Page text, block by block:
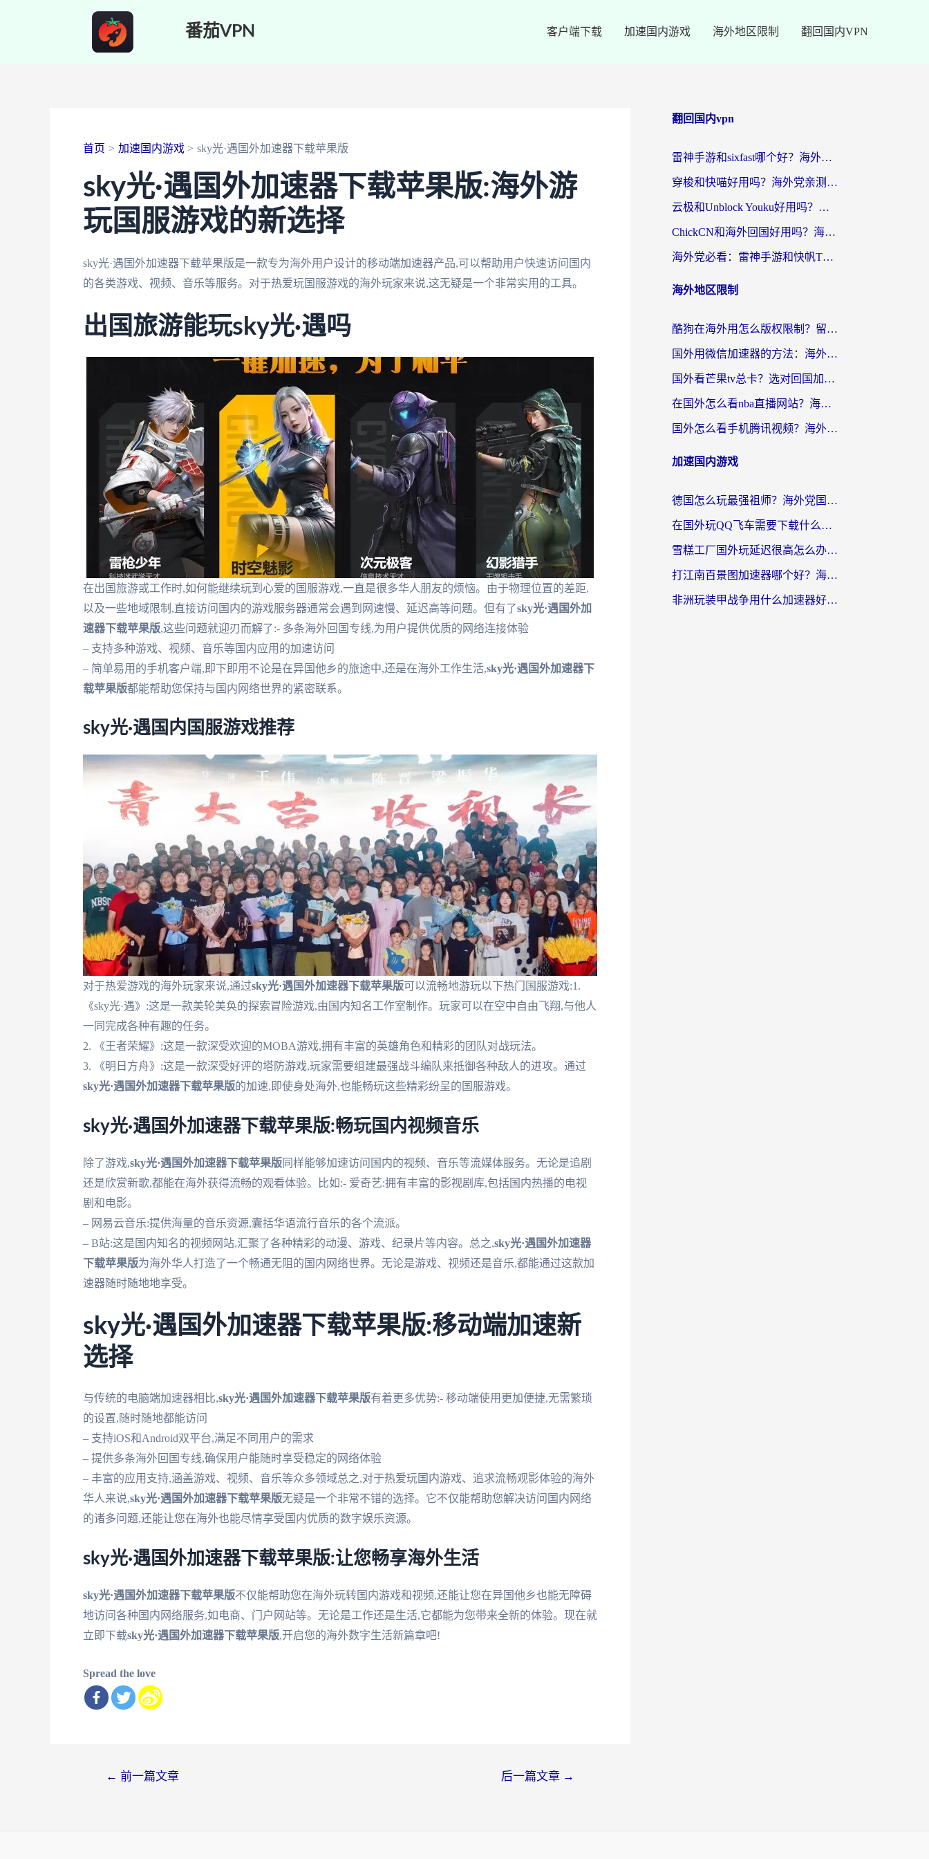
番茄VPN 客户端下载 加速国内游戏 海外地区限制 翻回国内VPN
首页 加速国内游戏 sky光·遇国外加速器下载苹果版
sky光·遇国外加速器下载苹果版:海外游
玩国服游戏的新选择
sky光·遇国外加速器下载苹果版是一款专为海外用户设计的移动端加速器产品,可以帮助用户快速访问国内
的各类游戏、视频、音乐等服务。对于热爱玩国服游戏的海外玩家来说,这无疑是一个非常实用的工具。
出国旅游能玩sky光·遇吗
在出国旅游或工作时,如何能继续玩到心爱的国服游戏,一直是很多华人朋友的烦恼。由于物理位置的差距,
以及一些地域限制,直接访问国内的游戏服务器通常会遇到网速慢、延迟高等问题。但有了sky光·遇国外加
速器下载苹果版,这些问题就迎刃而解了:- 多条海外回国专线,为用户提供优质的网络连接体验
– 支持多种游戏、视频、音乐等国内应用的加速访问
– 简单易用的手机客户端,即下即用不论是在异国他乡的旅途中,还是在海外工作生活,sky光·遇国外加速器下
载苹果版都能帮助您保持与国内网络世界的紧密联系。
sky光·遇国内国服游戏推荐
对于热爱游戏的海外玩家来说,通过sky光·遇国外加速器下载苹果版可以流畅地游玩以下热门国服游戏:1.
《sky光·遇》:这是一款美轮美奂的探索冒险游戏,由国内知名工作室制作。玩家可以在空中自由飞翔,与他人
一同完成各种有趣的任务。
2. 《王者荣耀》:这是一款深受欢迎的MOBA游戏,拥有丰富的英雄角色和精彩的团队对战玩法。
3. 《明日方舟》:这是一款深受好评的塔防游戏,玩家需要组建最强战斗编队来抵御各种敌人的进攻。通过
sky光·遇国外加速器下载苹果版的加速,即使身处海外,也能畅玩这些精彩纷呈的国服游戏。
sky光·遇国外加速器下载苹果版:畅玩国内视频音乐
除了游戏,sky光·遇国外加速器下载苹果版 同样能够加速访问国内的视频、音乐等流媒体服务。无论是追剧
还是欣赏新歌,都能在海外获得流畅的观看体验。比如:- 爱奇艺:拥有丰富的影视剧库,包括国内热播的电视
剧和电影。
– 网易云音乐:提供海量的音乐资源,囊括华语流行音乐的各个流派。
– B站:这是国内知名的视频网站,汇聚了各种精彩的动漫、游戏、纪录片等内容。总之,sky光·遇国外加速器
下载苹果版为海外华人打造了一个畅通无阻的国内网络世界。无论是游戏、视频还是音乐,都能通过这款加
速器随时随地地享受。
sky光·遇国外加速器下载苹果版:移动端加速新
选择
与传统的电脑端加速器相比,sky光·遇国外加速器下载苹果版有着更多优势:- 移动端使用更加便捷,无需繁琐
的设置,随时随地都能访问
– 支持iOS和Android双平台,满足不同用户的需求
– 提供多条海外回国专线,确保用户能随时享受稳定的网络体验
– 丰富的应用支持,涵盖游戏、视频、音乐等众多领域总之,对于热爱玩国内游戏、追求流畅观影体验的海外
华人来说,sky光·遇国外加速器下载苹果版无疑是一个非常不错的选择。它不仅能帮助您解决访问国内网络
的诸多问题,还能让您在海外也能尽情享受国内优质的数字娱乐资源。
sky光·遇国外加速器下载苹果版:让您畅享海外生活
sky光·遇国外加速器下载苹果版不仅能帮助您在海外玩转国内游戏和视频,还能让您在异国他乡也能无障碍
地访问各种国内网络服务,如电商、门户网站等。无论是工作还是生活,它都能为您带来全新的体验。现在就
立即下载sky光·遇国外加速器下载苹果版,开启您的海外数字生活新篇章吧!
Spread the love
← 前一篇文章 后一篇文章 →
翻回国内vpn
雷神手游和sixfast哪个好？海外党亲测3款回国加速器，教你选对不踩坑
穿梭和快喵好用吗？海外党亲测：小众加速器对比+番茄加速器深度体验
云极和Unblock Youku好用吗？海外党亲测+2026回国加速器避坑指南
ChickCN和海外回国好用吗？海外党2026亲测：从手游到影音，选对加速器的3个关键
海外党必看：雷神手游和快帆TV版好用吗？3步选对回国加速器不踩坑
海外地区限制
酷狗在海外用怎么版权限制？留学生亲测：3步解决听国内音乐难题
国外用微信加速器的方法：海外党无缝连接国内生活的实用指南
国外看芒果tv总卡？选对回国加速器，轻松追《浪姐》不费劲
在国外怎么看nba直播网站？海外党专属体育观赛指南，告别地区限制！
国外怎么看手机腾讯视频？海外党亲测有效的追剧加速器选择指南
加速国内游戏
德国怎么玩最强祖师？海外党国服游戏加速器选择全攻略（附宝可梦Online实测）
在国外玩QQ飞车需要下载什么加速器呢？海外党亲测有效的国服游戏加速指南
雪糕工厂国外玩延迟很高怎么办？海外玩家国服游戏加速终极攻略（附实测推荐）
打江南百景图加速器哪个好？海外党踩坑N次后，终于找到不卡的秘诀
非洲玩装甲战争用什么加速器好？海外党亲测有效的国服游戏加速方案